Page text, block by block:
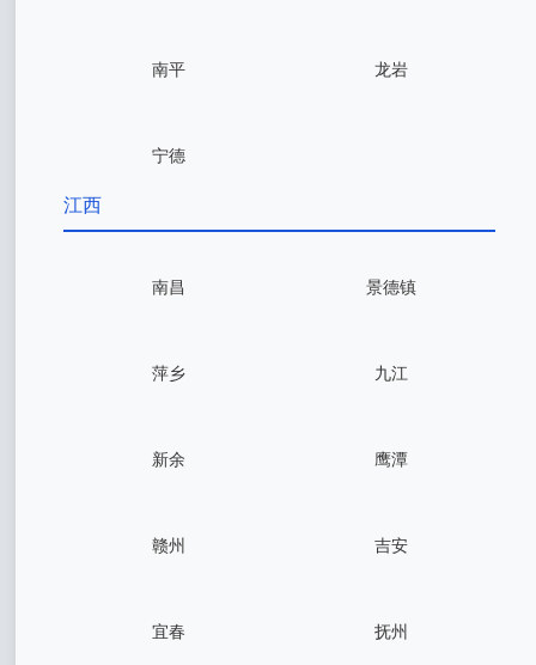
南平 龙岩
宁德
江西
南昌 景德镇
萍乡 九江
新余 鹰潭
赣州 吉安
宜春 抚州